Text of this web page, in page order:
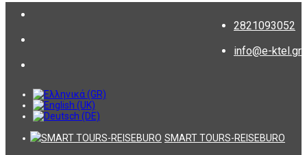
2821093052
info@e-ktel.gr
SMART TOURS-REISEBURO